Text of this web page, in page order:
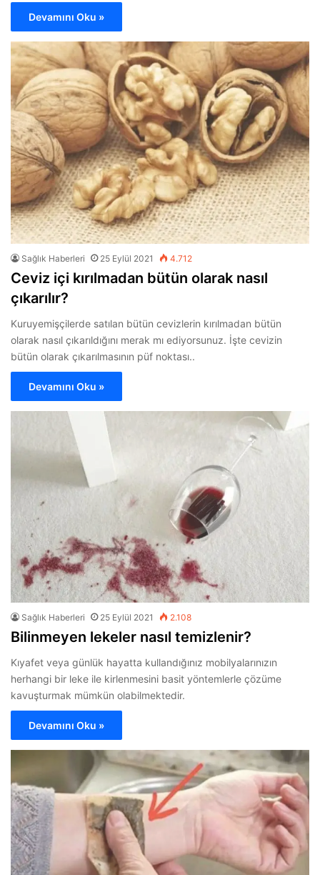
Devamını Oku »
Sağlık Haberleri 25 Eylül 2021 4.712
Ceviz içi kırılmadan bütün olarak nasıl
çıkarılır?
Kuruyemişçilerde satılan bütün cevizlerin kırılmadan bütün
olarak nasıl çıkarıldığını merak mı ediyorsunuz. İşte cevizin
bütün olarak çıkarılmasının püf noktası..
Devamını Oku »
Sağlık Haberleri 25 Eylül 2021 2.108
Bilinmeyen lekeler nasıl temizlenir?
Kıyafet veya günlük hayatta kullandığınız mobilyalarınızın
herhangi bir leke ile kirlenmesini basit yöntemlerle çözüme
kavuşturmak mümkün olabilmektedir.
Devamını Oku »